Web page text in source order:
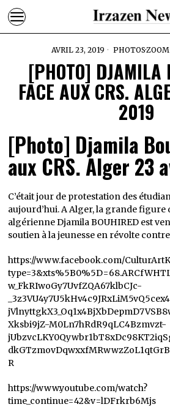
AVRIL 23, 2019 PHOTOS·ZOOM
[PHOTO] DJAMILA
FACE AUX CRS.
2019
[Photo] Djamila
aux CRS. Alger 23
C’était jour de protestation des
aujourd’hui. A Alger, la grande figure
algérienne Djamila BOUHIRED est
soutien à la jeunesse en révolte
https://www.facebook.com/
w_FkRIwoGy7UvfZQA67klbCJc-
Xksbi9jZ-M0Ln7hRdR9qLC4Bzmvzt-
R
https://www.youtube.com/watch?
time_continue=42&v=lDFrkrb6Mjs